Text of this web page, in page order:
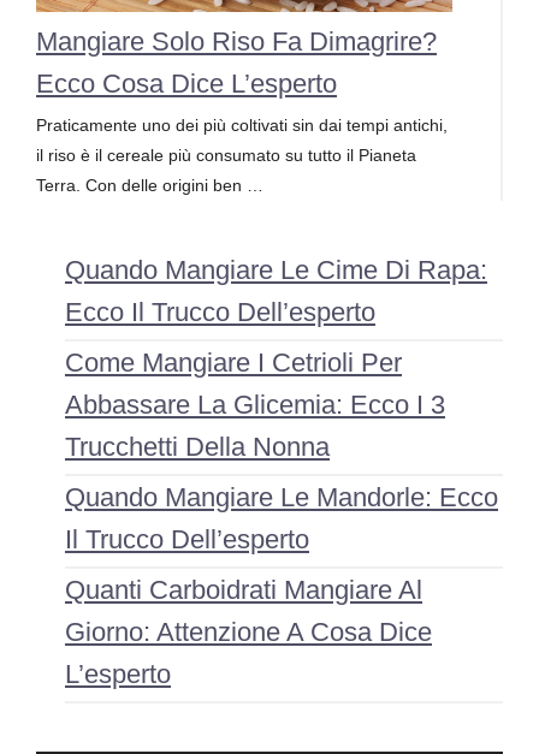
Mangiare Solo Riso Fa Dimagrire?
Ecco Cosa Dice L’esperto
Praticamente uno dei più coltivati sin dai tempi antichi,
il riso è il cereale più consumato su tutto il Pianeta
Terra. Con delle origini ben …
Quando Mangiare Le Cime Di Rapa:
Ecco Il Trucco Dell’esperto
Come Mangiare I Cetrioli Per
Abbassare La Glicemia: Ecco I 3
Trucchetti Della Nonna
Quando Mangiare Le Mandorle: Ecco
Il Trucco Dell’esperto
Quanti Carboidrati Mangiare Al
Giorno: Attenzione A Cosa Dice
L’esperto